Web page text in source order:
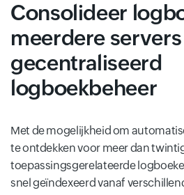
Consolideer
meerdere
gecentraliseerd
logboekbeheer
Met de mogelijkheid om
te ontdekken voor meer dan
toepassingsgerelateerde
snel geïndexeerd vanaf